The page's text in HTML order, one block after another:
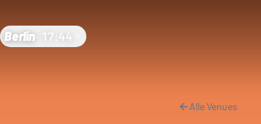
Berlin· 17:44
Alle Venues